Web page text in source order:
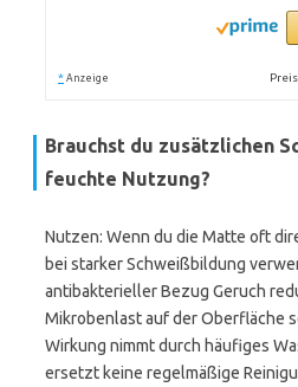
* Anzeige
Brauchst du zusätzlichen
feuchte Nutzung?
Nutzen: Wenn du die Matte oft
bei starker Schweißbildung
antibakterieller Bezug Geruch
Mikrobenlast auf der Oberfläche
Wirkung nimmt durch häufiges
ersetzt keine regelmäßige